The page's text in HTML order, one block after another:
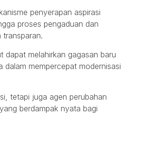
penyerapan aspirasi
proses pengaduan dan
dapat melahirkan gagasan baru
mempercepat modernisasi
tetapi juga agen perubahan
berdampak nyata bagi